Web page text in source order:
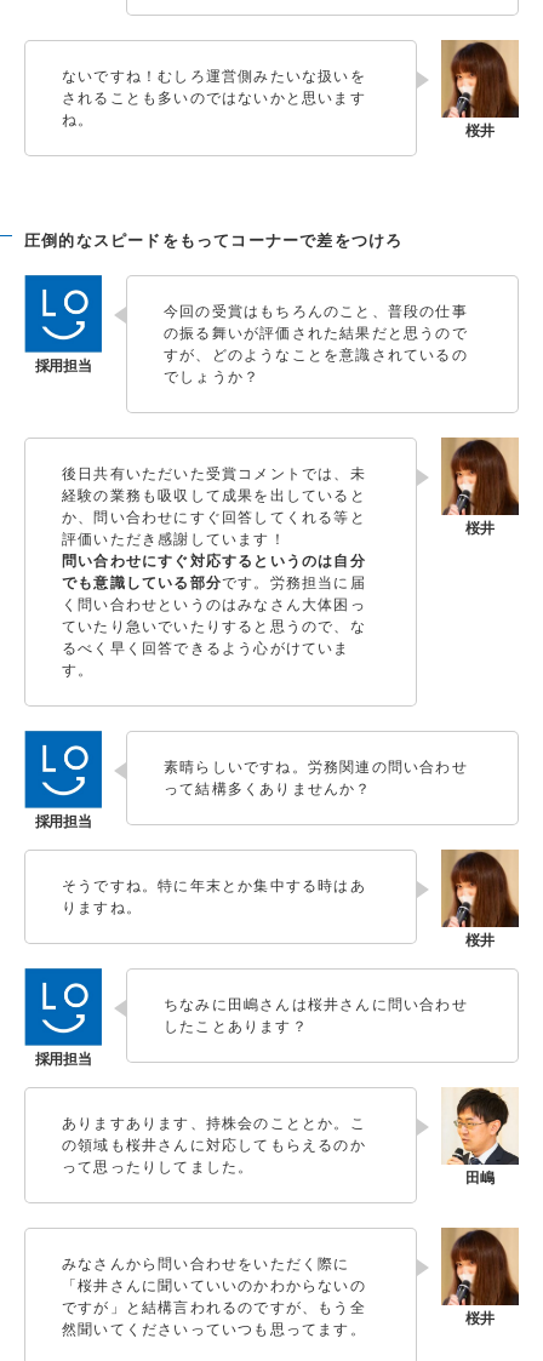
ないですね！むしろ運営側みたいな扱いを
されることも多いのではないかと思います
ね。
圧倒的なスピードをもってコーナーで差をつけろ
今回の受賞はもちろんのこと、普段の仕事
の振る舞いが評価された結果だと思うので
すが、どのようなことを意識されているの
でしょうか？
後日共有いただいた受賞コメントでは、未
経験の業務も吸収して成果を出していると
か、問い合わせにすぐ回答してくれる等と
評価いただき感謝しています！
問い合わせにすぐ対応するというのは自分
でも意識している部分です。労務担当に届
く問い合わせというのはみなさん大体困っ
ていたり急いでいたりすると思うので、な
るべく早く回答できるよう心がけていま
す。
素晴らしいですね。労務関連の問い合わせ
って結構多くありませんか？
そうですね。特に年末とか集中する時はあ
りますね。
ちなみに田嶋さんは桜井さんに問い合わせ
したことあります？
ありますあります、持株会のこととか。こ
の領域も桜井さんに対応してもらえるのか
って思ったりしてました。
みなさんから問い合わせをいただく際に
「桜井さんに聞いていいのかわからないの
ですが」と結構言われるのですが、もう全
然聞いてくださいっていつも思ってます。